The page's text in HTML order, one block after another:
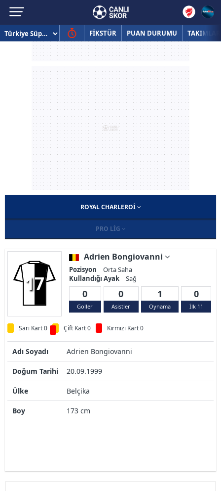
FİKSTÜR PUAN DURUMU TAKIMLAR
ROYAL CHARLEROI
PRO LIG
17
Adrien Bongiovanni
Pozisyon
Orta Saha
Kullandığı Ayak
Sağ
0
Goller
0
Asistler
1
Oynama
0
İlk 11
Sarı Kart 0 Çift Kart 0 Kırmızı Kart 0
Adı Soyadı Adrien Bongiovanni
Doğum Tarihi 20.09.1999
Ülke Belçika
Boy 173 cm